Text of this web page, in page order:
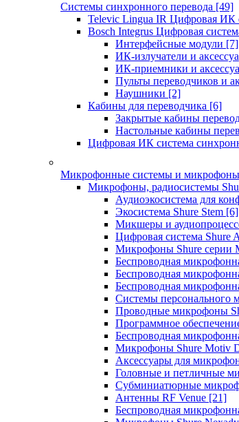
Системы синхронного перевода [49]
Televic Lingua IR Цифровая ИК
Bosch Integrus Цифровая
Интерфейсные модули [7]
ИК-излучатели и
ИК-приемники и
Пульты переводчиков и
Наушники [2]
Кабины для переводчика [6]
Закрытые кабины
Настольные кабины
Цифровая ИК система
Микрофонные системы и микрофоны
Микрофоны, радиосистемы
Аудиоэкосистема для
Экосистема Shure Stem [6]
Микшеры и
Цифровая система Shure
Микрофоны Shure серии
Беспроводная
Беспроводная
Беспроводная
Системы персонального
Проводные микрофоны
Программное
Беспроводная
Микрофоны Shure Motiv
Аксессуары для
Головные и петличные
Субминиатюрные
Антенны RF Venue [21]
Беспроводная